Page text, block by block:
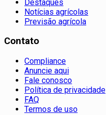
Destaques
Notícias agrícolas
Previsão agrícola
Contato
Compliance
Anuncie aqui
Fale conosco
Política de privacidade
FAQ
Termos de uso